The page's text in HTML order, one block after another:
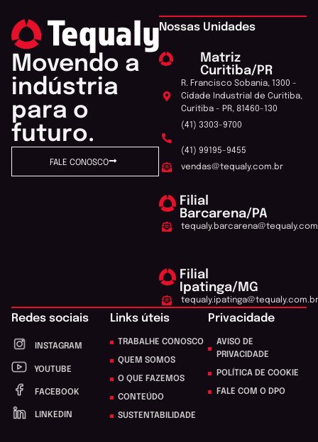
Movendo a
indústria
para o
futuro.
FALE CONOSCO
Nossas Unidades
Matriz
Curitiba/PR
R. Francisco Sobania, 1300 -
Cidade Industrial de Curitiba,
Curitiba - PR, 81460-130
(41) 3303-9700
(41) 99195-9455
vendas@tequaly.com.br
Filial
Barcarena/PA
Filial
Ipatinga/MG
tequaly.ipatinga@tequaly.com.br
Redes sociais
INSTAGRAM
YOUTUBE
FACEBOOK
LINKEDIN
Links úteis
TRABALHE CONOSCO
QUEM SOMOS
O QUE FAZEMOS
CONTEÚDO
SUSTENTABILIDADE
Privacidade
AVISO DE
PRIVACIDADE
POLÍTICA DE COOKIE
FALE COM O DPO